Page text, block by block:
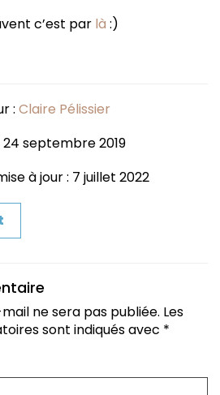
c’est par là :)
: Claire Pélissier
septembre 2019
à jour : 7 juillet 2022
ne sera pas publiée. Les
sont indiqués avec *